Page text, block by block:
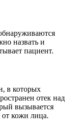
назвать и
пациент.
в которых
отек над
вызывается
кожи лица.